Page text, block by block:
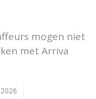
mogen niet
met Arriva